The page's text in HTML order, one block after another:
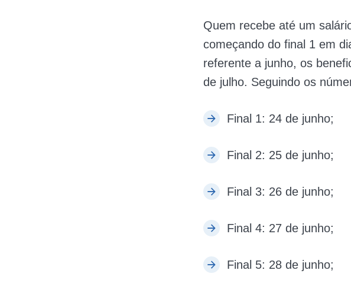
Quem recebe até um
começando do final 1 em
referente a junho, os
de julho. Seguindo os
Final 1: 24 de junho;
Final 2: 25 de junho;
Final 3: 26 de junho;
Final 4: 27 de junho;
Final 5: 28 de junho;